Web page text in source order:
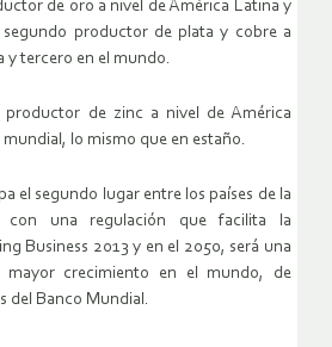
de oro a nivel de América Latina y
productor de plata y cobre a
y tercero en el mundo.
productor de zinc a nivel de América
lo mismo que en estaño.
el segundo lugar entre los países de la
con una regulación que facilita la
Business 2013 y en el 2050, será una
mayor crecimiento en el mundo, de
del Banco Mundial.